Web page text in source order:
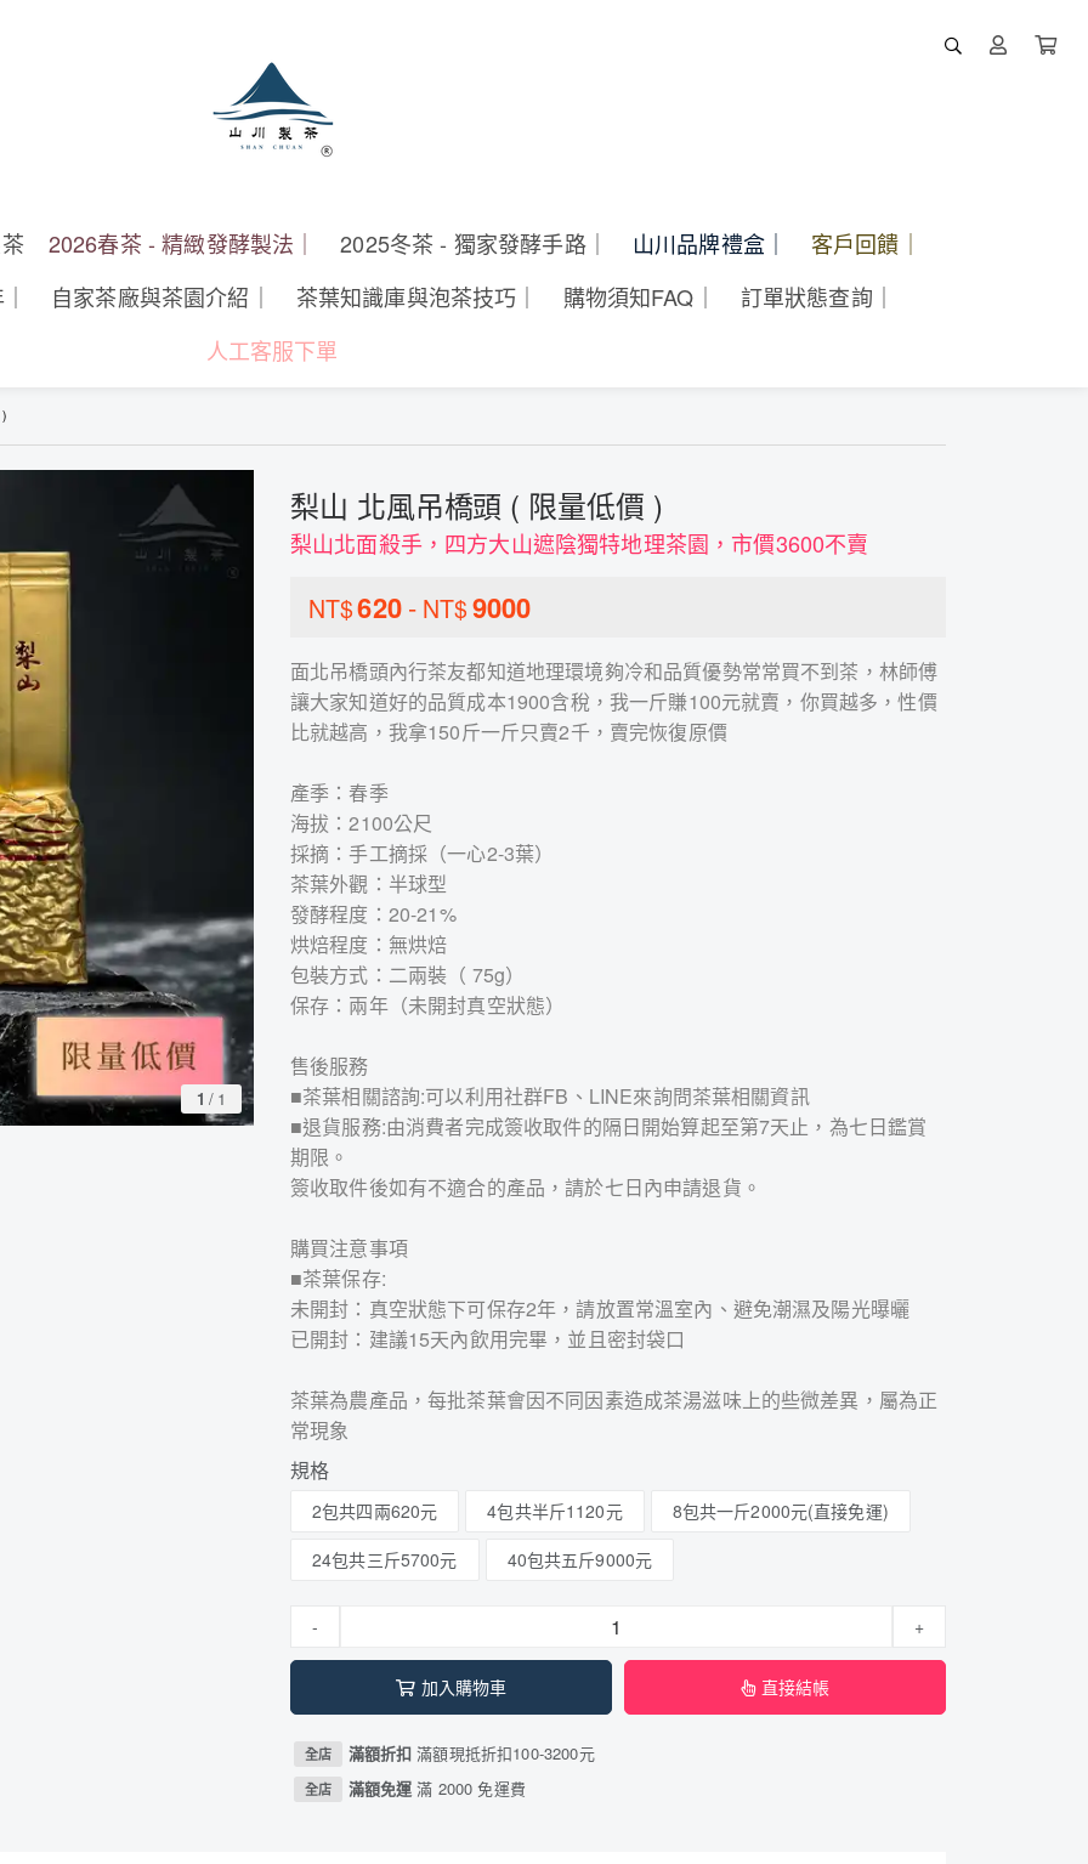
2026春茶 - 精緻發酵製法｜ 2025冬茶 - 獨家發酵手路｜ 山川品牌禮盒｜
客戶回饋｜
自家茶廠與茶園介紹｜ 茶葉知識庫與泡茶技巧｜ 購物須知FAQ｜
訂單狀態查詢｜
人工客服下單
1 / 1
梨山 北風吊橋頭 ( 限量低價 )
梨山北面殺手，四方大山遮陰獨特地理茶園，市價3600不賣
NT$620- NT$9000
面北吊橋頭內行茶友都知道地理環境夠冷和品質優勢常常買不到茶，林師傅
讓大家知道好的品質成本1900含稅，我一斤賺100元就賣，你買越多，性價
比就越高，我拿150斤一斤只賣2千，賣完恢復原價
產季：春季
海拔：2100公尺
採摘：手工摘採（一心2-3葉）
茶葉外觀：半球型
發酵程度：20-21%
烘焙程度：無烘焙
包裝方式：二兩裝（ 75g）
保存：兩年（未開封真空狀態）
售後服務
■茶葉相關諮詢:可以利用社群FB、LINE來詢問茶葉相關資訊
■退貨服務:由消費者完成簽收取件的隔日開始算起至第7天止，為七日鑑賞
期限。
簽收取件後如有不適合的產品，請於七日內申請退貨。
購買注意事項
■茶葉保存:
未開封：真空狀態下可保存2年，請放置常溫室內、避免潮濕及陽光曝曬
已開封：建議15天內飲用完畢，並且密封袋口
茶葉為農產品，每批茶葉會因不同因素造成茶湯滋味上的些微差異，屬為正
常現象
規格
2包共四兩620元 4包共半斤1120元
8包共一斤2000元(直接免運)
24包共三斤5700元
40包共五斤9000元
- +
加入購物車 直接結帳
全店 滿額折扣滿額現抵折扣100-3200元
全店 滿額免運滿 2000 免運費